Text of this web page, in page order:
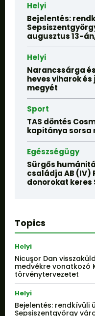
Helyi
Bejelentés:
augusztus 13-
Helyi
Narancssárga
heves viharok
megyét
Sport
TAS döntés
kapitánya sorsa
Egészségügy
Sürgős
családja AB (IV)
donorokat
Topics
Helyi
Nicuşor Dan
medvékre vonatkozó
törvénytervezetet
Helyi
Bejelentés: rendkívüli
Sepsiszentgyörgy